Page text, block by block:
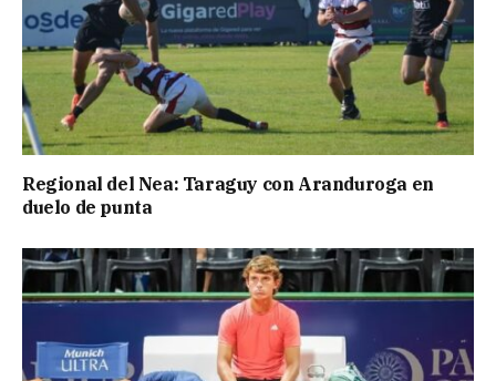
Regional del Nea: Taraguy con Aranduroga en
duelo de punta